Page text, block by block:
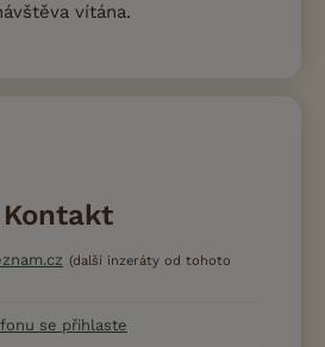
vítána.
(další inzeráty od tohoto
se přihlaste